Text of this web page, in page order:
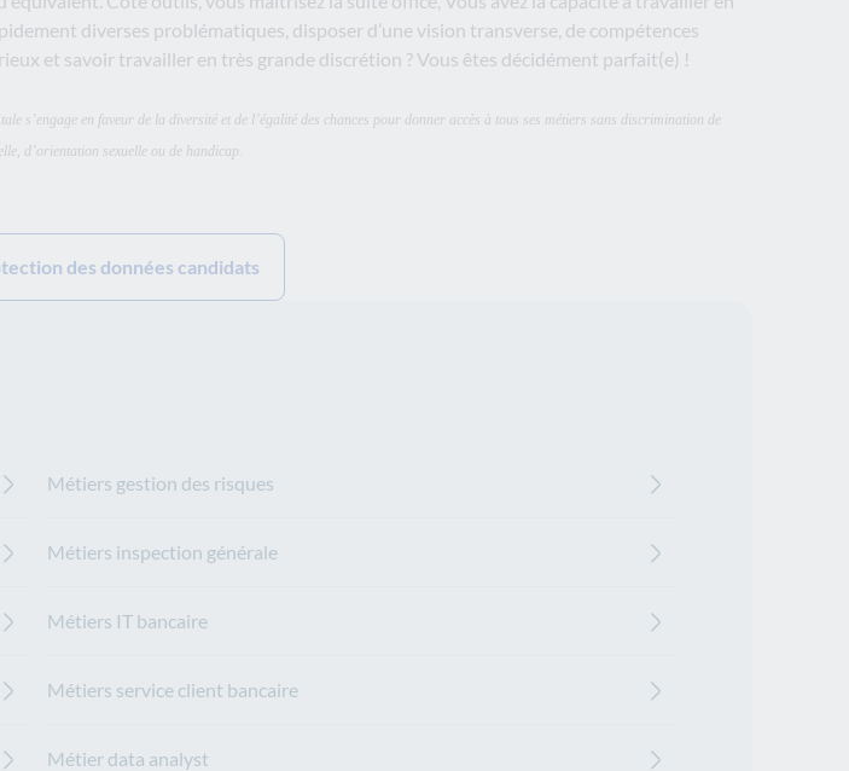
diverses problématiques, disposer d’une vision transverse, de compétences
et savoir travailler en très grande discrétion ? Vous êtes décidément parfait(e) !
s’engage en faveur de la diversité et de l’égalité des chances pour donner accès à tous ses métiers sans discrimination de
d’orientation sexuelle ou de handicap.
des données candidats
Métiers gestion des risques
Métiers inspection générale
Métiers IT bancaire
Métiers service client bancaire
Métier data analyst